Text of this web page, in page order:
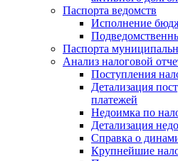
Паспорта ведомств
Исполнение
Паспорта
Анализ налоговой
Поступления
Детализация
платежей
Недоимка по
Детализация
Справка о
Крупнейшие